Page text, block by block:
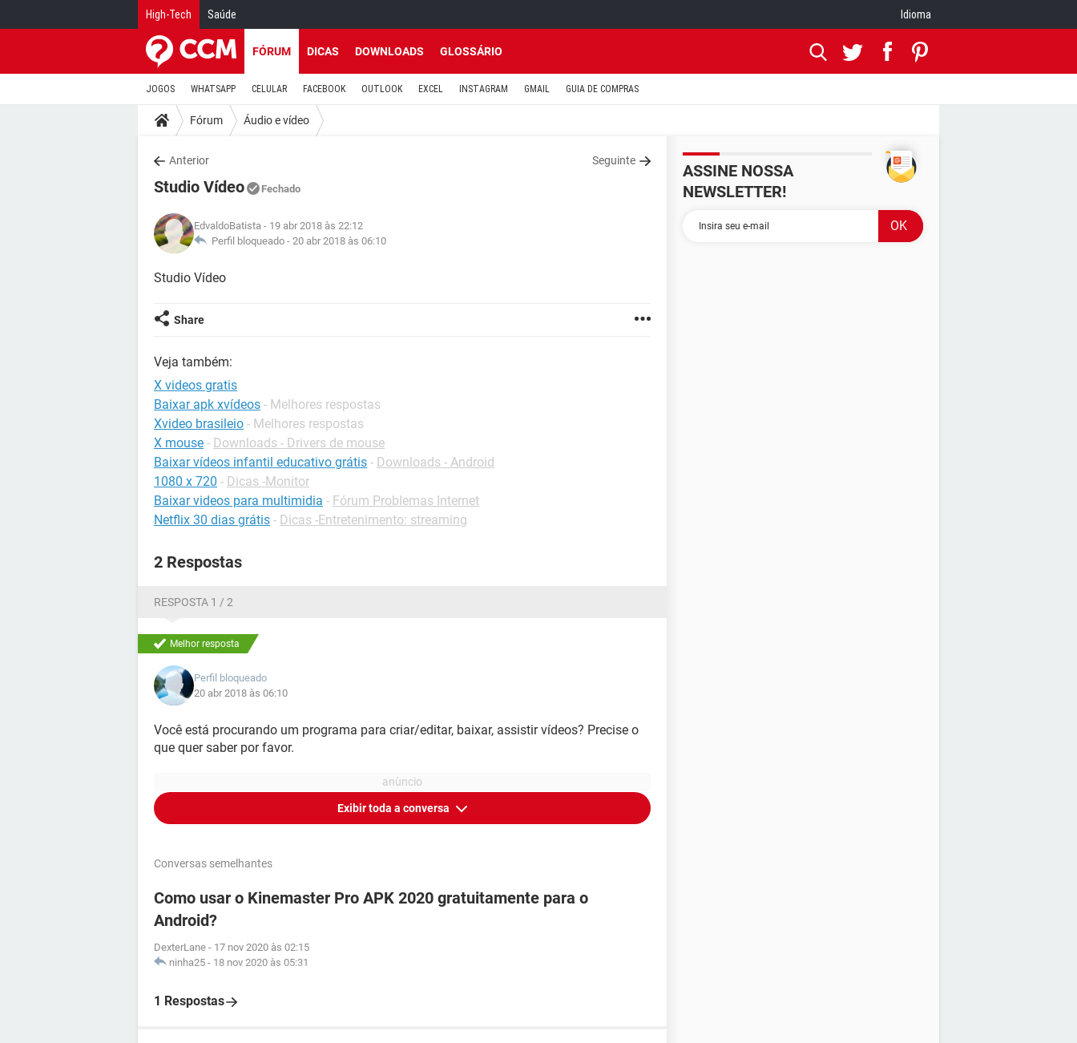
High-Tech Saúde Idioma
FÓRUM DICAS DOWNLOADS GLOSSÁRIO
JOGOS WHATSAPP CELULAR FACEBOOK OUTLOOK EXCEL INSTAGRAM GMAIL GUIA DE COMPRAS
Fórum Áudio e vídeo
Anterior Seguinte
Studio Vídeo Fechado
EdvaldoBatista - 19 abr 2018 às 22:12
Perfil bloqueado - 20 abr 2018 às 06:10
Studio Vídeo
Share
Veja também:
X videos gratis
Baixar apk xvídeos - Melhores respostas
Xvideo brasileio - Melhores respostas
X mouse - Downloads - Drivers de mouse
Baixar vídeos infantil educativo grátis - Downloads - Android
1080 x 720 - Dicas -Monitor
Baixar videos para multimidia - Fórum Problemas Internet
Netflix 30 dias grátis - Dicas -Entretenimento: streaming
2 Respostas
RESPOSTA 1 / 2
Melhor resposta
Perfil bloqueado
20 abr 2018 às 06:10
Você está procurando um programa para criar/editar, baixar, assistir vídeos? Precise o
que quer saber por favor.
Exibir toda a conversa
Conversas semelhantes
Como usar o Kinemaster Pro APK 2020 gratuitamente para o
Android?
DexterLane - 17 nov 2020 às 02:15
ninha25 - 18 nov 2020 às 05:31
1 Respostas
ASSINE NOSSA
NEWSLETTER!